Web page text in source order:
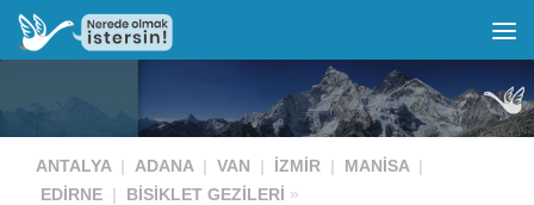
ANTALYA | ADANA | VAN | İZMIR | MANISA |
EDIRNE | BISIKLET GEZILERI »